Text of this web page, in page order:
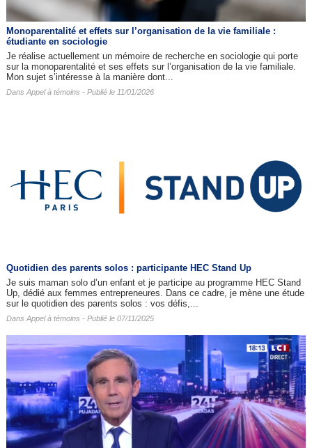
Monoparentalité et effets sur l’organisation de la vie familiale :
étudiante en sociologie
Je réalise actuellement un mémoire de recherche en sociologie qui porte
sur la monoparentalité et ses effets sur l’organisation de la vie familiale.
Mon sujet s’intéresse à la manière dont...
Dans Appel à témoins - Publié le 11/01/2026
Quotidien des parents solos : participante HEC Stand Up
Je suis maman solo d’un enfant et je participe au programme HEC Stand
Up, dédié aux femmes entrepreneures. Dans ce cadre, je mène une étude
sur le quotidien des parents solos : vos défis,...
Dans Appel à témoins - Publié le 07/11/2025